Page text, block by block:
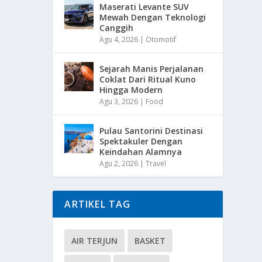
Maserati Levante SUV
Mewah Dengan Teknologi
Canggih
Agu 4, 2026 | Otomotif
Sejarah Manis Perjalanan
Coklat Dari Ritual Kuno
Hingga Modern
Agu 3, 2026 | Food
Pulau Santorini Destinasi
Spektakuler Dengan
Keindahan Alamnya
Agu 2, 2026 |Travel
ARTIKEL TAG
AIR TERJUN BASKET